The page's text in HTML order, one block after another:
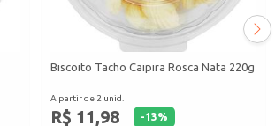
Biscoito Tacho Caipira Rosca Nata 220g
A partir de 2 unid.
R$ 11,98 -13%